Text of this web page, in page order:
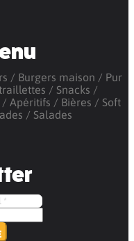
Burgers maison
Pur
Snacks
Apéritifs Bières
Soft
Salades